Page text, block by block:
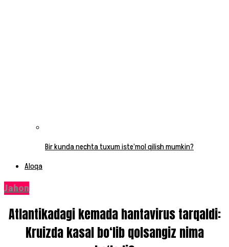
Bir kunda nechta tuxum iste’mol qilish mumkin?
Aloqa
Jahon
Atlantikadagi kemada hantavirus tarqaldi:
Kruizda kasal bo‘lib qolsangiz nima